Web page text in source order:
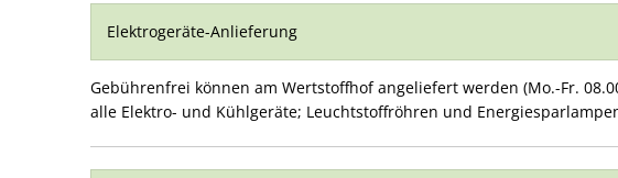
Elektrogeräte-Anlieferung
Gebührenfrei können am Wertstoffhof angeliefert werden (Mo.-Fr.
alle Elektro- und Kühlgeräte; Leuchtstoffröhren und